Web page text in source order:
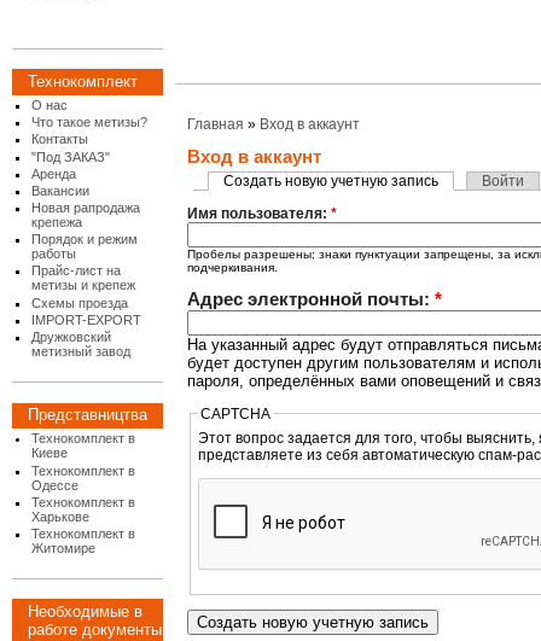
Технокомплект
О нас
Что такое метизы?
Контакты
"Под ЗАКАЗ"
Аренда
Вакансии
Новая рапродажа
крепежа
Порядок и режим
работы
Прайс-лист на
метизы и крепеж
Схемы проезда
IMPORT-EXPORT
Дружковский
метизный завод
Представництва
Технокомплект в
Киеве
Технокомплект в
Одессе
Технокомплект в
Харькове
Технокомплект в
Житомире
Необходимые в
работе документы
Главная » Вход в аккаунт
Вход в аккаунт
Создать новую учетную запись
Войти
Имя пользователя: *
Пробелы разрешены; знаки пунктуации запрещены, за
подчеркивания.
Адрес электронной почты: *
На указанный адрес будут отправляться
будет доступен другим пользователям и
пароля, определённых вами оповещений и
CAPTCHA
Этот вопрос задается для того, чтобы выяснить,
представляете из себя автоматическую спам-